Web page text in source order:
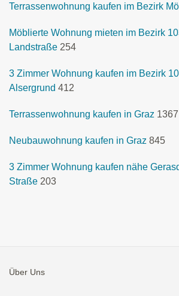
Terrassenwohnung kaufen im Bezirk
Möblierte Wohnung mieten im Bezirk
Landstraße 254
3 Zimmer Wohnung kaufen im Bezirk
Alsergrund 412
Terrassenwohnung kaufen in Graz 1367
Neubauwohnung kaufen in Graz 845
3 Zimmer Wohnung kaufen nähe
Straße 203
Über Uns